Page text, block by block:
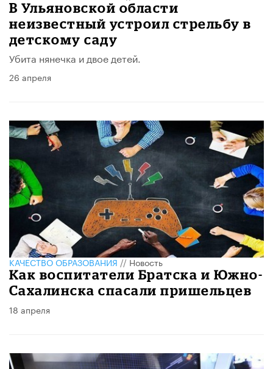
В Ульяновской области
неизвестный устроил стрельбу в
детскому саду
Убита нянечка и двое детей.
26 апреля
КАЧЕСТВО ОБРАЗОВАНИЯ//Новость
Как воспитатели Братска и Южно-
Сахалинска спасали пришельцев
18 апреля